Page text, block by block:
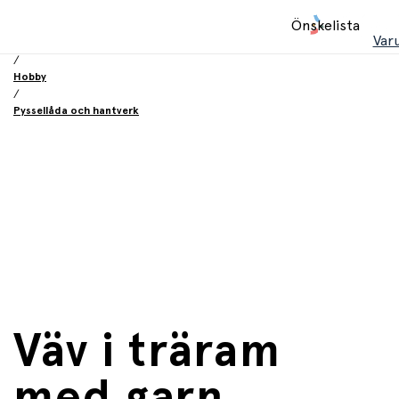
Önskelista
/
Hobby
/
Pyssellåda och hantverk
Väv i träram